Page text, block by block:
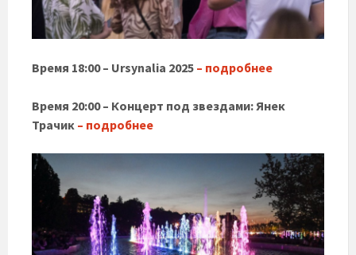
Время 18:00 – Ursynalia 2025 – подробнее
Время 20:00 – Концерт под звездами: Янек
Трачик – подробнее